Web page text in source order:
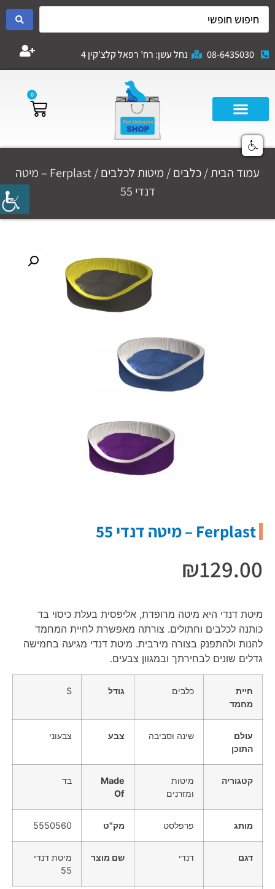
08-6435030 נחל עשן: רח’ רפאל קלצ’קין 4
0
עמוד הבית/כלבים/ מיטות לכלבים
/ Ferplast – מיטה
דנדי 55
Ferplast – מיטה דנדי 55
₪129.00
מיטת דנדי היא מיטה מרופדת, אליפסית בעלת כיסוי בד
כותנה לכלבים וחתולים. צורתה מאפשרת לחיית המחמד
להנות ולהתפנק בצורה מירבית. מיטת דנדי מגיעה בחמישה
גדלים שונים לבחירתך ובמגוון צבעים.
חיית
מחמד
כלבים גודל S
עולם
התוכן
שינה וסביבה צבע צבעוני
קטגוריה
מיטות
ומזרנים
Made
Of
בד
מותג פרפלסט מק"ט 5550560
דגם דנדי שם מוצר
מיטת דנדי
55